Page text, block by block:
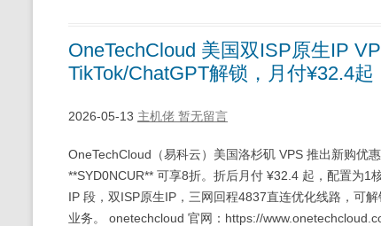
OneTechCloud 美国双ISP原生IP
TikTok/ChatGPT解锁，月付¥32.4起
2026-05-13 主机佬 暂无留言
OneTechCloud（易科云）美国洛杉矶 VPS 推出新购优
**SYD0NCUR** 可享8折。折后月付 ¥32.4 起，配置为
IP 段，双ISP原生IP，三网回程4837直连优化线路，可
业务。 onetechcloud 官网：https://